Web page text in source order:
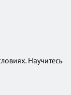
Научитесь